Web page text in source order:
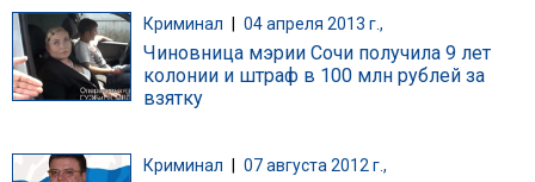
Криминал 04 апреля 2013 г.,
Чиновница мэрии Сочи получила 9 лет
колонии и штраф в 100 млн рублей за
взятку
Криминал 07 августа 2012 г.,